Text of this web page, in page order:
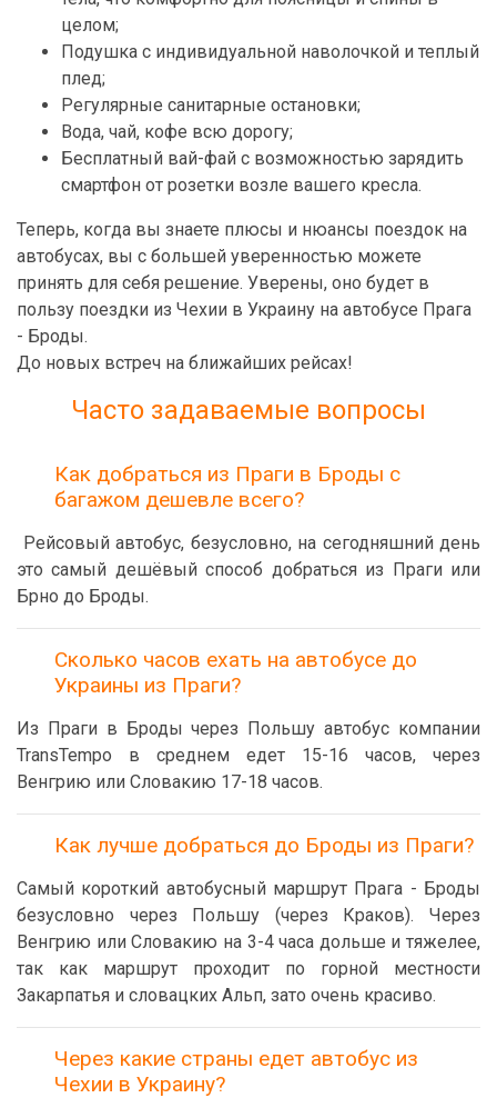
целом;
Подушка с индивидуальной наволочкой и теплый
плед;
Регулярные санитарные остановки;
Вода, чай, кофе всю дорогу;
Бесплатный вай-фай с возможностью зарядить
смартфон от розетки возле вашего кресла.
Теперь, когда вы знаете плюсы и нюансы поездок на
автобусах, вы с большей уверенностью можете
принять для себя решение. Уверены, оно будет в
пользу поездки из Чехии в Украину на автобусе Прага
- Броды.
До новых встреч на ближайших рейсах!
Часто задаваемые вопросы
Как добраться из Праги в Броды с
багажом дешевле всего?
Рейсовый автобус, безусловно, на сегодняшний день
это самый дешёвый способ добраться из Праги или
Брно до Броды.
Сколько часов ехать на автобусе до
Украины из Праги?
Из Праги в Броды через Польшу автобус компании
TransTempo в среднем едет 15-16 часов, через
Венгрию или Словакию 17-18 часов.
Как лучше добраться до Броды из Праги?
Самый короткий автобусный маршрут Прага - Броды
безусловно через Польшу (через Краков). Через
Венгрию или Словакию на 3-4 часа дольше и тяжелее,
так как маршрут проходит по горной местности
Закарпатья и словацких Альп, зато очень красиво.
Через какие страны едет автобус из
Чехии в Украину?